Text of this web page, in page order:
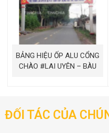
BẢNG HIỆU ỐP ALU CỔNG
CHÀO #LAI UYÊN – BÀU
ĐỐI TÁC CỦA